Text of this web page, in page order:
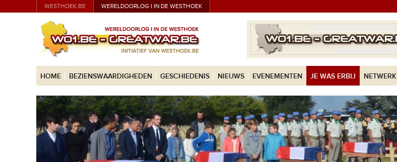
WESTHOEK.BE WERELDOORLOG I IN DE WESTHOEK
HOME BEZIENSWAARDIGHEDEN GESCHIEDENIS NIEUWS EVENEMENTEN JE WAS ERBIJ NETWERK